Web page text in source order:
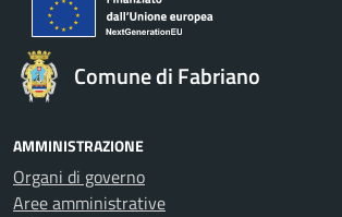
Comune di Fabriano
AMMINISTRAZIONE
Organi di governo
Aree amministrative